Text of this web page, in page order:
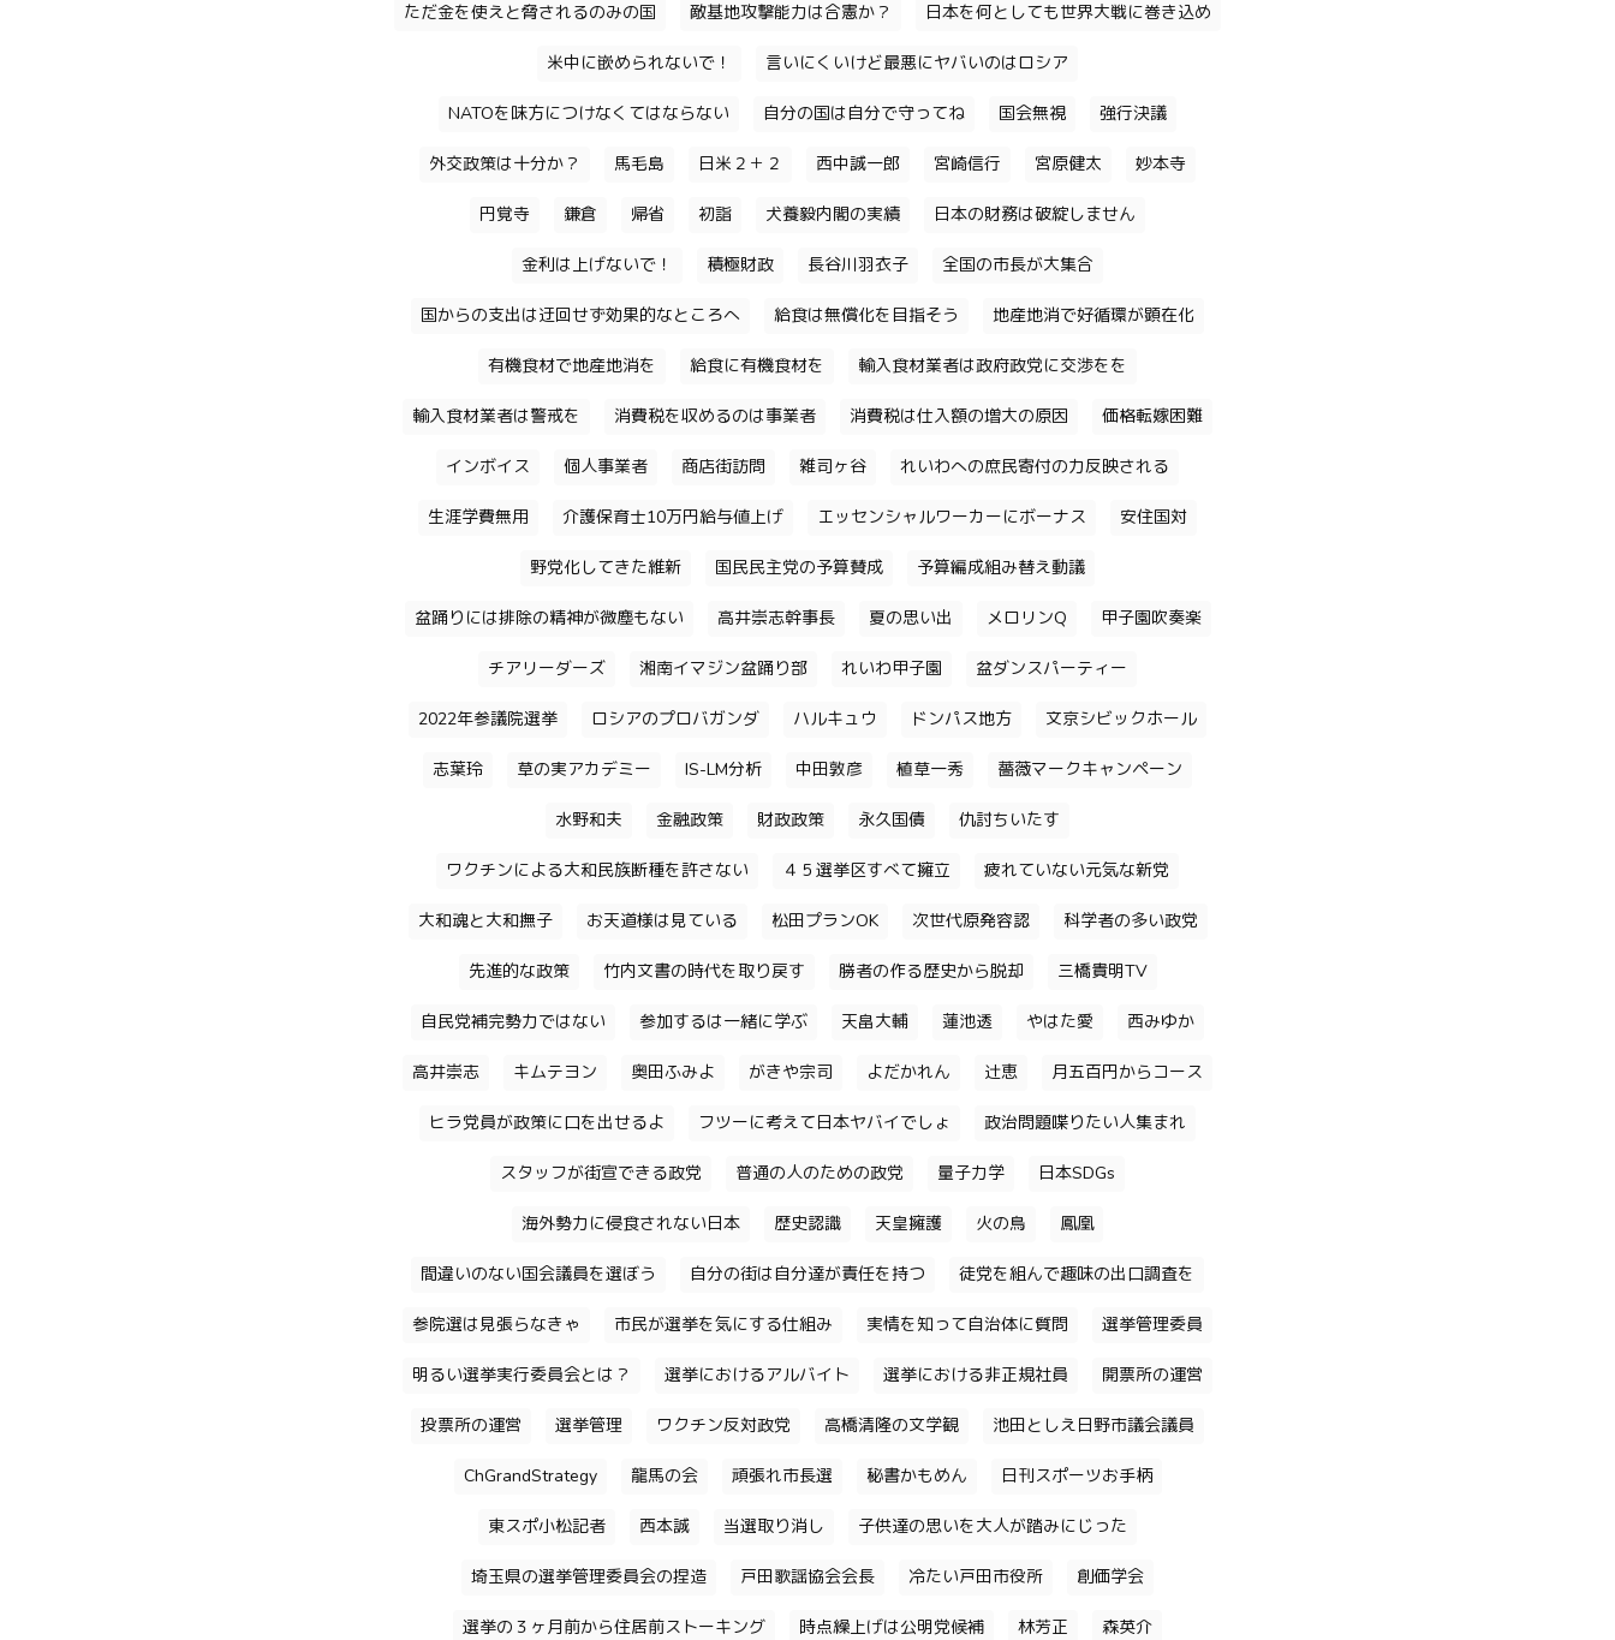
ただ金を使えと脅されるのみの国 敵基地攻撃能力は合憲か？ 日本を何としても世界大戦に巻き込め
米中に嵌められないで！ 言いにくいけど最悪にヤバいのはロシア
NATOを味方につけなくてはならない 自分の国は自分で守ってね 国会無視 強行決議
外交政策は十分か？ 馬毛島 日米２＋２ 西中誠一郎 宮崎信行 宮原健太 妙本寺
円覚寺 鎌倉 帰省 初詣 犬養毅内閣の実績 日本の財務は破綻しません
金利は上げないで！ 積極財政 長谷川羽衣子 全国の市長が大集合
国からの支出は迂回せず効果的なところへ 給食は無償化を目指そう 地産地消で好循環が顕在化
有機食材で地産地消を 給食に有機食材を 輸入食材業者は政府政党に交渉をを
輸入食材業者は警戒を 消費税を収めるのは事業者 消費税は仕入額の増大の原因 価格転嫁困難
インボイス 個人事業者 商店街訪問 雑司ヶ谷 れいわへの庶民寄付の力反映される
生涯学費無用 介護保育士10万円給与値上げ エッセンシャルワーカーにボーナス 安住国対
野党化してきた維新 国民民主党の予算賛成 予算編成組み替え動議
盆踊りには排除の精神が微塵もない 高井崇志幹事長 夏の思い出 メロリンQ 甲子園吹奏楽
チアリーダーズ 湘南イマジン盆踊り部 れいわ甲子園 盆ダンスパーティー
2022年参議院選挙 ロシアのプロバガンダ ハルキュウ ドンパス地方 文京シビックホール
志葉玲 草の実アカデミー IS-LM分析 中田敦彦 植草一秀 薔薇マークキャンペーン
水野和夫 金融政策 財政政策 永久国債 仇討ちいたす
ワクチンによる大和民族断種を許さない ４５選挙区すべて擁立 疲れていない元気な新党
大和魂と大和撫子 お天道様は見ている 松田プランOK 次世代原発容認 科学者の多い政党
先進的な政策 竹内文書の時代を取り戻す 勝者の作る歴史から脱却 三橋貴明TV
自民党補完勢力ではない 参加するは一緒に学ぶ 天畠大輔 蓮池透 やはた愛 西みゆか
高井崇志 キムテヨン 奥田ふみよ がきや宗司 よだかれん 辻恵 月五百円からコース
ヒラ党員が政策に口を出せるよ フツーに考えて日本ヤバイでしょ 政治問題喋りたい人集まれ
スタッフが街宣できる政党 普通の人のための政党 量子力学 日本SDGs
海外勢力に侵食されない日本 歴史認識 天皇擁護 火の鳥 鳳凰
間違いのない国会議員を選ぼう 自分の街は自分達が責任を持つ 徒党を組んで趣味の出口調査を
参院選は見張らなきゃ 市民が選挙を気にする仕組み 実情を知って自治体に質問 選挙管理委員
明るい選挙実行委員会とは？ 選挙におけるアルバイト 選挙における非正規社員 開票所の運営
投票所の運営 選挙管理 ワクチン反対政党 高橋清隆の文学観 池田としえ日野市議会議員
ChGrandStrategy 龍馬の会 頑張れ市長選 秘書かもめん 日刊スポーツお手柄
東スポ小松記者 西本誠 当選取り消し 子供達の思いを大人が踏みにじった
埼玉県の選挙管理委員会の捏造 戸田歌謡協会会長 冷たい戸田市役所 創価学会
選挙の３ヶ月前から住居前ストーキング 時点繰上げは公明党候補 林芳正 森英介